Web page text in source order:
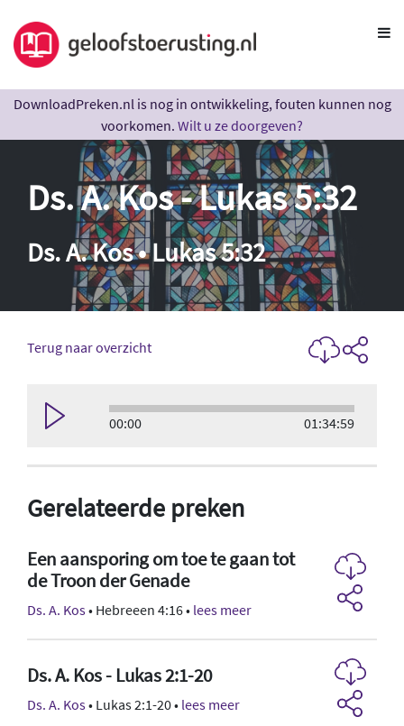
DownloadPreken.nl is nog in ontwikkeling, fouten kunnen nog
voorkomen. Wilt u ze doorgeven?
Ds. A. Kos - Lukas 5:32
Ds. A. Kos • Lukas 5:32
Terug naar overzicht
00:00 01:34:59
Gerelateerde preken
Een aansporing om toe te gaan tot
de Troon der Genade
Ds. A. Kos• Hebreeen 4:16 • lees meer
Ds. A. Kos - Lukas 2:1-20
Ds. A. Kos• Lukas 2:1-20 • lees meer